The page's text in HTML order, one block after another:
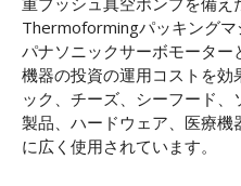
Thermoformingパッキング
パナソニックサーボモーター
機器の投資の運用コストを
ック、チーズ、シーフード
製品、ハードウェア、医療
に広く使用されています。